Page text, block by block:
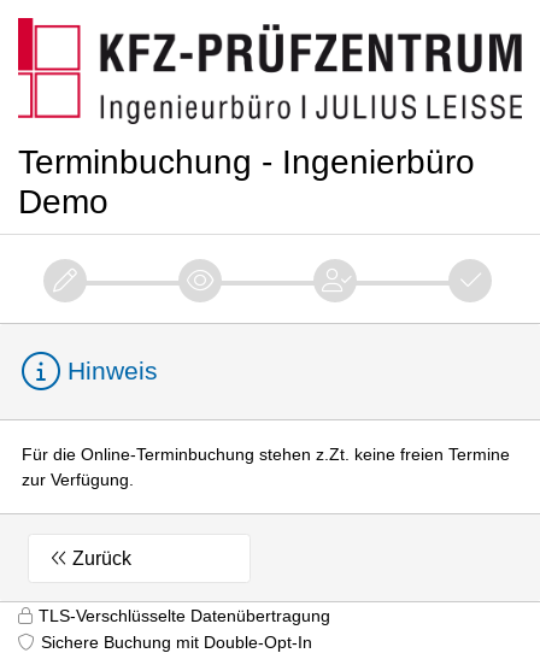
Terminbuchung - Ingenierbüro
Demo
Hinweis
Für die Online-Terminbuchung stehen z.Zt. keine freien Termine
zur Verfügung.
Zurück
TLS-Verschlüsselte Datenübertragung
Sichere Buchung mit Double-Opt-In